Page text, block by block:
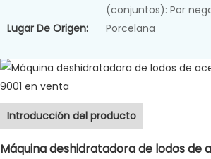
(conjuntos): Por
Lugar De Origen:
Porcelana
Introducción del producto
Máquina deshidratadora de lodos de